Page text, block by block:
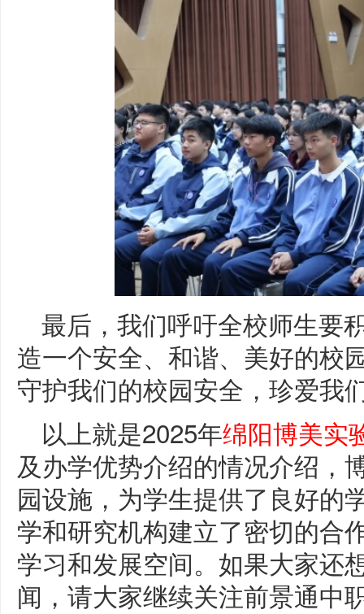
最后，我们呼吁全校师生要
造一个安全、和谐、美好的校
守护我们的校园安全，珍爱我
以上就是2025年绵阳博美实
及办学优势介绍的情况介绍，
园设施，为学生提供了良好的
学和研究机构建立了密切的合
学习和发展空间。如果大家还
闻，请大家继续关注前景通中